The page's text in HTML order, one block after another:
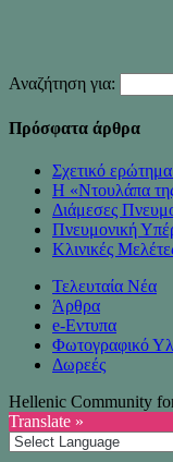
Αναζήτηση για:
Πρόσφατα άρθρα
Σχετικό
Η «Ντουλάπα
Διάμεσες
Πνευμονική
Κλινικές
Τελευταία Νέα
Άρθρα
e-Eντυπα
Φωτογραφικό
Δωρεές
Hellenic Community
Translate »